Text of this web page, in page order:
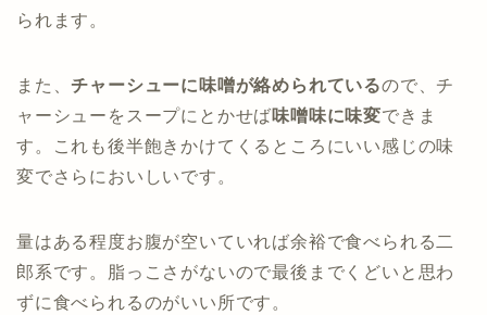
られます。
また、チャーシューに味噌が絡められているので、チ
ャーシューをスープにとかせば味噌味に味変できま
す。これも後半飽きかけてくるところにいい感じの味
変でさらにおいしいです。
量はある程度お腹が空いていれば余裕で食べられる二
郎系です。脂っこさがないので最後までくどいと思わ
ずに食べられるのがいい所です。